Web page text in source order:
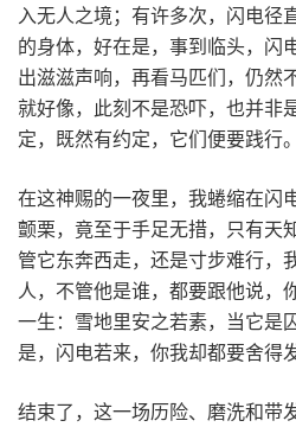
入无人之境；有许多次，闪电径
的身体，好在是，事到临头，闪
出滋滋声响，再看马匹们，仍然
就好像，此刻不是恐吓，也并非
定，既然有约定，它们便要践行。
在这神赐的一夜里，我蜷缩在闪
颤栗，竟至于手足无措，只有天
管它东奔西走，还是寸步难行，
人，不管他是谁，都要跟他说，
一生：雪地里安之若素，当它是
是，闪电若来，你我却都要舍得
结束了，这一场历险、磨洗和带